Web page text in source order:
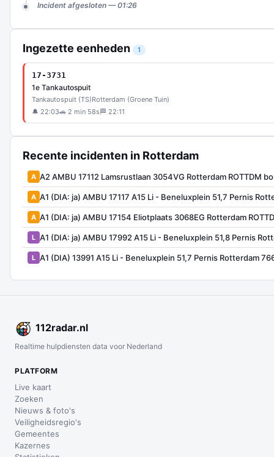
Incident afgesloten — 01:26
Ingezette eenheden 1
17-3731
1e Tankautospuit
Tankautospuit (TS)Rotterdam (Groene Tuin)
🔔 22:03🚗 2 min 58s 🏁 22:11
Recente incidenten in Rotterdam
A A2 AMBU 17112 Lamsrustlaan 3054VG Rotterdam ROTTDM
A A1 (DIA: ja) AMBU 17117 A15 Li - Beneluxplein 51,7 Pernis
A A1 (DIA: ja) AMBU 17154 Eliotplaats 3068EG Rotterdam
L A1 (DIA: ja) AMBU 17992 A15 Li - Beneluxplein 51,8 Pernis
L A1 (DIA) 13991 A15 Li - Beneluxplein 51,7 Pernis Rotterdam
112radar.nl
Realtime hulpdiensten data voor Nederland
PLATFORM
Live kaart
Zoeken
Nieuws & foto's
Veiligheidsregio's
Gemeentes
Kazernes